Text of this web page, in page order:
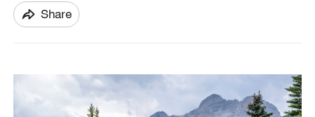
Share